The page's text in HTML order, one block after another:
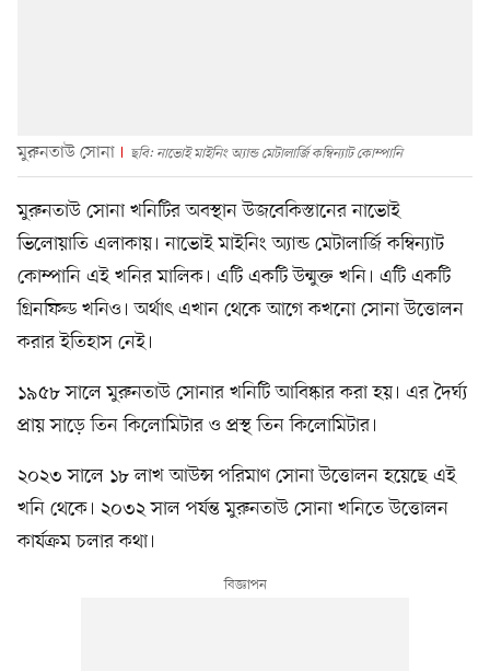
মুরুনতাউ সোনা ছবি: নাভোই মাইনিং অ্যান্ড মেটালার্জি কম্বিন্যাট কোম্পানি
মুরুনতাউ সোনা খনিটির অবস্থান উজবেকিস্তানের নাভোই
ভিলোয়াতি এলাকায়। নাভোই মাইনিং অ্যান্ড মেটালার্জি কম্বিন্যাট
কোম্পানি এই খনির মালিক। এটি একটি উন্মুক্ত খনি। এটি একটি
গ্রিনফিল্ড খনিও। অর্থাৎ এখান থেকে আগে কখনো সোনা উত্তোলন
করার ইতিহাস নেই।
১৯৫৮ সালে মুরুনতাউ সোনার খনিটি আবিষ্কার করা হয়। এর দৈর্ঘ্য
প্রায় সাড়ে তিন কিলোমিটার ও প্রস্থ তিন কিলোমিটার।
২০২৩ সালে ১৮ লাখ আউন্স পরিমাণ সোনা উত্তোলন হয়েছে এই
খনি থেকে। ২০৩২ সাল পর্যন্ত মুরুনতাউ সোনা খনিতে উত্তোলন
কার্যক্রম চলার কথা।